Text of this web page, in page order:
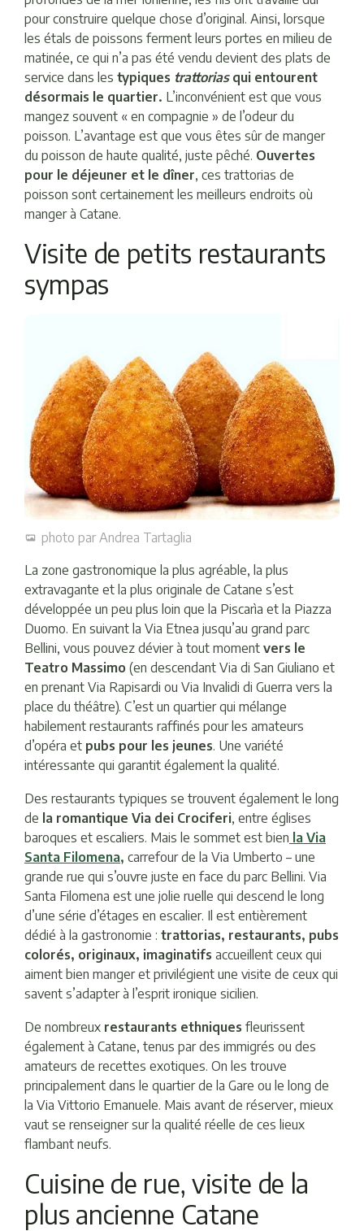
pour construire quelque chose d’original. Ainsi, lorsque
les étals de poissons ferment leurs portes en milieu de
matinée, ce qui n’a pas été vendu devient des plats de
service dans les typiques trattoriasqui entourent
désormais le quartier. L’inconvénient est que vous
mangez souvent « en compagnie » de l’odeur du
poisson. L’avantage est que vous êtes sûr de manger
du poisson de haute qualité, juste pêché. Ouvertes
pour le déjeuner et le dîner, ces trattorias de
poisson sont certainement les meilleurs endroits où
manger à Catane.
Visite de petits restaurants
sympas
photo par Andrea Tartaglia
La zone gastronomique la plus agréable, la plus
extravagante et la plus originale de Catane s’est
développée un peu plus loin que la Piscarìa et la Piazza
Duomo. En suivant la Via Etnea jusqu’au grand parc
Bellini, vous pouvez dévier à tout moment vers le
Teatro Massimo (en descendant Via di San Giuliano et
en prenant Via Rapisardi ou Via Invalidi di Guerra vers la
place du théâtre). C’est un quartier qui mélange
habilement restaurants raffinés pour les amateurs
d’opéra et pubs pour les jeunes. Une variété
intéressante qui garantit également la qualité.
Des restaurants typiques se trouvent également le long
de la romantique Via dei Crociferi, entre églises
baroques et escaliers. Mais le sommet est bien la Via
Santa Filomena, carrefour de la Via Umberto – une
grande rue qui s’ouvre juste en face du parc Bellini. Via
Santa Filomena est une jolie ruelle qui descend le long
d’une série d’étages en escalier. Il est entièrement
dédié à la gastronomie : trattorias, restaurants, pubs
colorés, originaux, imaginatifs accueillent ceux qui
aiment bien manger et privilégient une visite de ceux qui
savent s’adapter à l’esprit ironique sicilien.
De nombreux restaurants ethniques fleurissent
également à Catane, tenus par des immigrés ou des
amateurs de recettes exotiques. On les trouve
principalement dans le quartier de la Gare ou le long de
la Via Vittorio Emanuele. Mais avant de réserver, mieux
vaut se renseigner sur la qualité réelle de ces lieux
flambant neufs.
Cuisine de rue, visite de la
plus ancienne Catane